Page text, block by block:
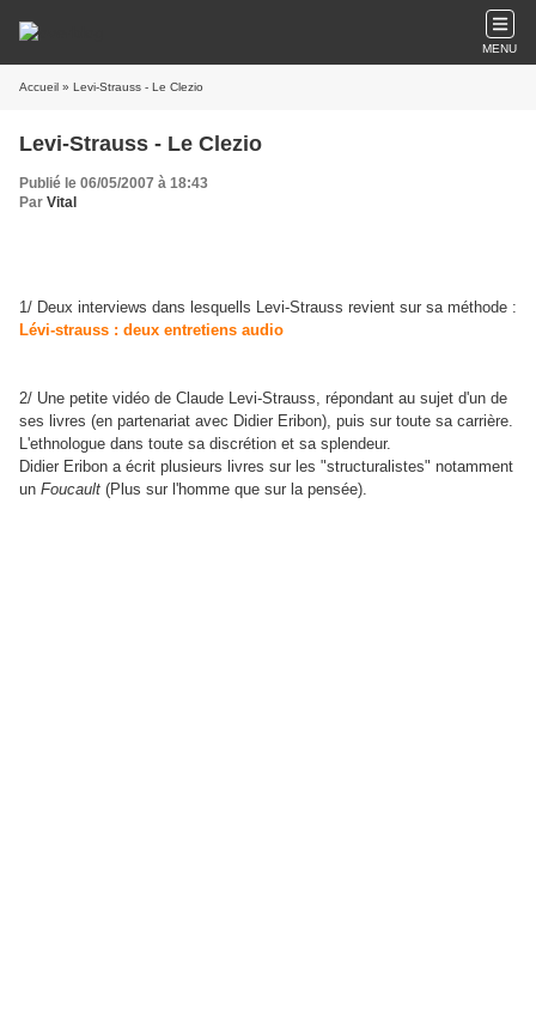
MENU
Accueil » Levi-Strauss - Le Clezio
Levi-Strauss - Le Clezio
Publié le 06/05/2007 à 18:43
Par Vital
1/ Deux interviews dans lesquells Levi-Strauss revient sur sa méthode :
Lévi-strauss : deux entretiens audio
2/ Une petite vidéo de Claude Levi-Strauss, répondant au sujet d'un de
ses livres (en partenariat avec Didier Eribon), puis sur toute sa carrière.
L'ethnologue dans toute sa discrétion et sa splendeur.
Didier Eribon a écrit plusieurs livres sur les "structuralistes" notamment
un Foucault (Plus sur l'homme que sur la pensée).